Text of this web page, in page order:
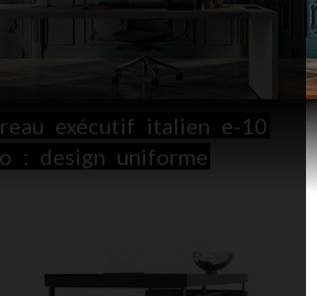
exécutif italien e-10
: design uniforme